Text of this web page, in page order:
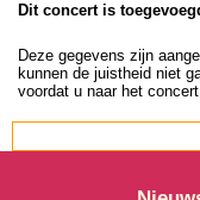
Dit concert is
Deze gegevens zijn
kunnen de juistheid niet
voordat u naar het